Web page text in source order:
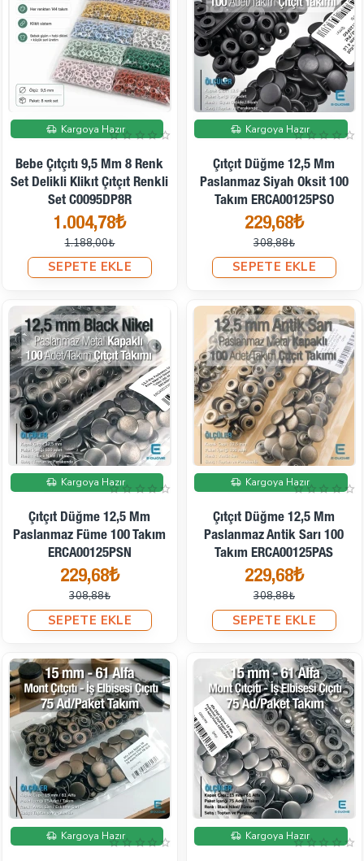
İndirimde
Kargoya Hazır
Bebe Çıtçıtı 9,5 Mm 8 Renk
Set Delikli Klikıt Çıtçıt Renkli
Set C0095DP8R
1.004,78₺
1.188,00₺
SEPETE EKLE
İndirimde
Kargoya Hazır
Çıtçıt Düğme 12,5 Mm
Paslanmaz Siyah Oksit 100
Takım ERCA00125PSO
229,68₺
308,88₺
SEPETE EKLE
İndirimde
Kargoya Hazır
Çıtçıt Düğme 12,5 Mm
Paslanmaz Füme 100 Takım
ERCA00125PSN
229,68₺
308,88₺
SEPETE EKLE
İndirimde
Kargoya Hazır
Çıtçıt Düğme 12,5 Mm
Paslanmaz Antik Sarı 100
Takım ERCA00125PAS
229,68₺
308,88₺
SEPETE EKLE
İndirimde
Kargoya Hazır İndirimde
Kargoya Hazır